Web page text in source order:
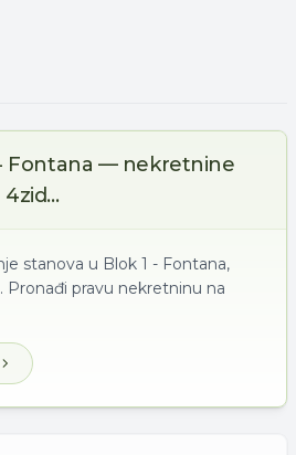
Fontana — nekretnine
stanova u Blok 1 - Fontana,
Pronađi pravu nekretninu na